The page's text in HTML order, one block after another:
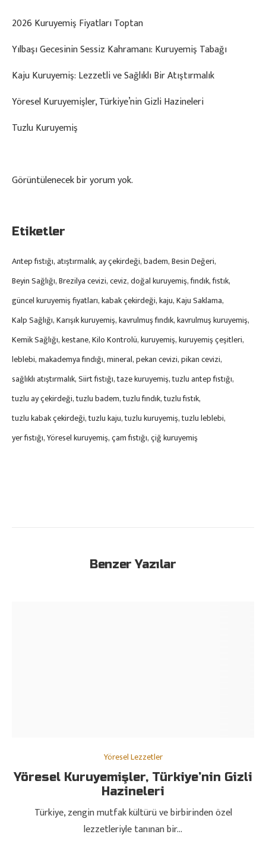
2026 Kuruyemiş Fiyatları Toptan
Yılbaşı Gecesinin Sessiz Kahramanı: Kuruyemiş Tabağı
Kaju Kuruyemiş: Lezzetli ve Sağlıklı Bir Atıştırmalık
Yöresel Kuruyemişler, Türkiye’nin Gizli Hazineleri
Tuzlu Kuruyemiş
Görüntülenecek bir yorum yok.
Etiketler
Antep fıstığı atıştırmalık ay çekirdeği badem Besin Değeri
Beyin Sağlığı Brezilya cevizi ceviz doğal kuruyemiş fındık fıstık
güncel kuruyemiş fiyatları kabak çekirdeği kaju Kaju Saklama
Kalp Sağlığı Karışık kuruyemiş kavrulmuş fındık kavrulmuş kuruyemiş
Kemik Sağlığı kestane Kilo Kontrolü kuruyemiş kuruyemiş çeşitleri
leblebi makademya fındığı mineral pekan cevizi pikan cevizi
sağlıklı atıştırmalık Siirt fıstığı taze kuruyemiş tuzlu antep fıstığı
tuzlu ay çekirdeği tuzlu badem tuzlu fındık tuzlu fıstık
tuzlu kabak çekirdeği tuzlu kaju tuzlu kuruyemiş tuzlu leblebi
yer fıstığı Yöresel kuruyemiş çam fıstığı çiğ kuruyemiş
Benzer Yazılar
Yöresel Lezzetler
Yöresel Kuruyemişler, Türkiye’nin Gizli
Hazineleri
Türkiye, zengin mutfak kültürü ve birbirinden özel
lezzetleriyle tanınan bir…